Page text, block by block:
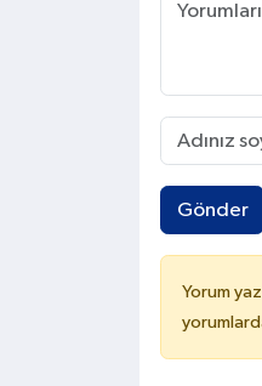
Gönder
Yorum